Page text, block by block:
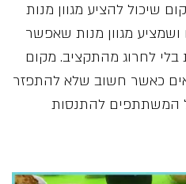
שיכול להציע מגוון מנות
ושמציע מגוון מנות שאפשר
לחרוג מהתקציב. מקום
כאשר חשוב שלא להתפזר
המשתתפים להתנסות